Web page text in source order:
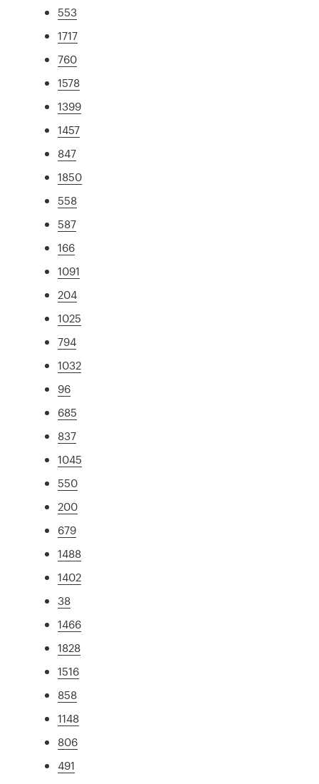
553
1717
760
1578
1399
1457
847
1850
558
587
166
1091
204
1025
794
1032
96
685
837
1045
550
200
679
1488
1402
38
1466
1828
1516
858
1148
806
491